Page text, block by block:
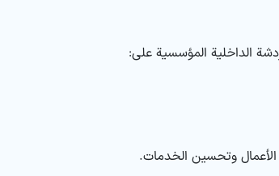
الداخلية المؤسسية على:
الأعمال وتحسين الخدمات.